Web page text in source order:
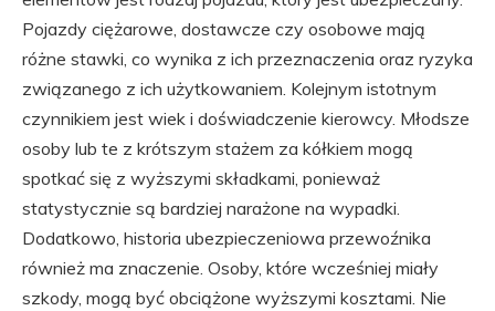
Pojazdy ciężarowe, dostawcze czy osobowe mają
różne stawki, co wynika z ich przeznaczenia oraz ryzyka
związanego z ich użytkowaniem. Kolejnym istotnym
czynnikiem jest wiek i doświadczenie kierowcy. Młodsze
osoby lub te z krótszym stażem za kółkiem mogą
spotkać się z wyższymi składkami, ponieważ
statystycznie są bardziej narażone na wypadki.
Dodatkowo, historia ubezpieczeniowa przewoźnika
również ma znaczenie. Osoby, które wcześniej miały
szkody, mogą być obciążone wyższymi kosztami. Nie